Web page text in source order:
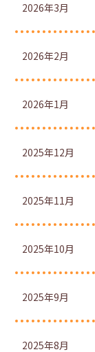
2026年3月
2026年2月
2026年1月
2025年12月
2025年11月
2025年10月
2025年9月
2025年8月